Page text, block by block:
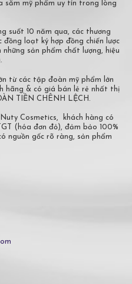
sắm mỹ phẩm uy tín trong lòng
suốt 10 năm qua, các thương
loạt ký hợp đồng chiến lược
sản phẩm chất lượng, hiệu
từ các tập đoàn mỹ phẩm lớn
hãng & có giá bán lẻ rẻ nhất thị
TIỀN CHÊNH LỆCH.
Cosmetics, khách hàng có
(hóa đơn đỏ), đảm bảo 100%
nguồn gốc rõ ràng, sản phẩm